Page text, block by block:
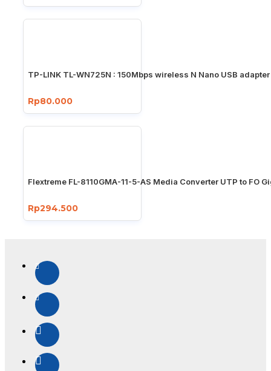
TP-LINK TL-WN725N : 150Mbps wireless N Nano USB adapter
Rp80.000
Flextreme FL-8110GMA-11-5-AS Media Converter UTP to FO
Rp294.500